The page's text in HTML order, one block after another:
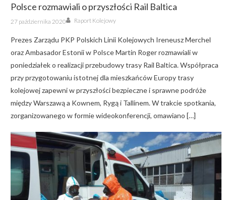
Polsce rozmawiali o przyszłości Rail Baltica
Posted
on
27 października 2020 Author
Raport Kolejowy
Prezes Zarządu PKP Polskich Linii Kolejowych Ireneusz Merchel
oraz Ambasador Estonii w Polsce Martin Roger rozmawiali w
poniedziałek o realizacji przebudowy trasy Rail Baltica. Współpraca
przy przygotowaniu istotnej dla mieszkańców Europy trasy
kolejowej zapewni w przyszłości bezpieczne i sprawne podróże
między Warszawą a Kownem, Rygą i Tallinem. W trakcie spotkania,
zorganizowanego w formie wideokonferencji, omawiano […]